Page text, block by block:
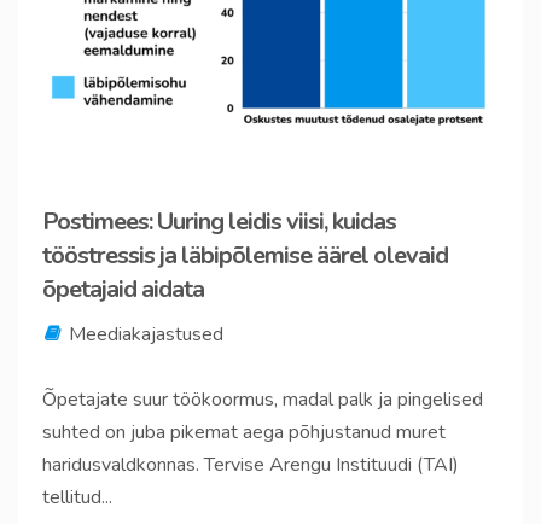
Postimees: Uuring leidis viisi, kuidas
tööstressis ja läbipõlemise äärel olevaid
õpetajaid aidata
Meediakajastused
Õpetajate suur töökoormus, madal palk ja pingelised
suhted on juba pikemat aega põhjustanud muret
haridusvaldkonnas. Tervise Arengu Instituudi (TAI)
tellitud...